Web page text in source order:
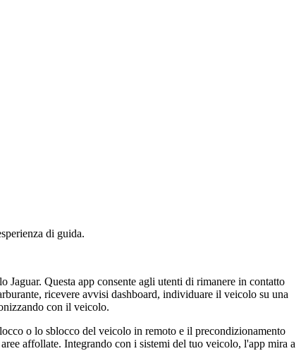
di guida.
Questa app consente agli utenti di rimanere in contatto
ricevere avvisi dashboard, individuare il veicolo su una
con il veicolo.
o lo sblocco del veicolo in remoto e il precondizionamento
affollate. Integrando con i sistemi del tuo veicolo, l'app mira a